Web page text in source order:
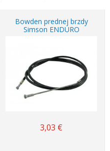
Bowden prednej brzdy
Simson ENDURO
3,03 €